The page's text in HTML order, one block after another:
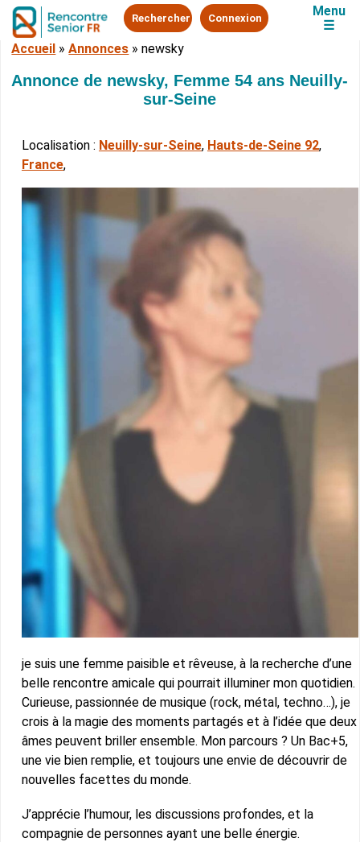
Rechercher Connexion
Menu
☰
Accueil »Annonces »newsky
Annonce de newsky, Femme 54 ans Neuilly-
sur-Seine
Localisation : Neuilly-sur-Seine, Hauts-de-Seine 92,
France,
je suis une femme paisible et rêveuse, à la recherche d’une
belle rencontre amicale qui pourrait illuminer mon quotidien.
Curieuse, passionnée de musique (rock, métal, techno…), je
crois à la magie des moments partagés et à l’idée que deux
âmes peuvent briller ensemble. Mon parcours ? Un Bac+5,
une vie bien remplie, et toujours une envie de découvrir de
nouvelles facettes du monde.
J’apprécie l’humour, les discussions profondes, et la
compagnie de personnes ayant une belle énergie.